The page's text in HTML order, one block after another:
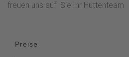
freuen uns auf Sie.Ihr Hüttenteam
Preise